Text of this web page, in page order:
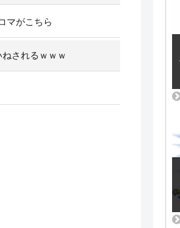
マがこちら
されるｗｗｗ